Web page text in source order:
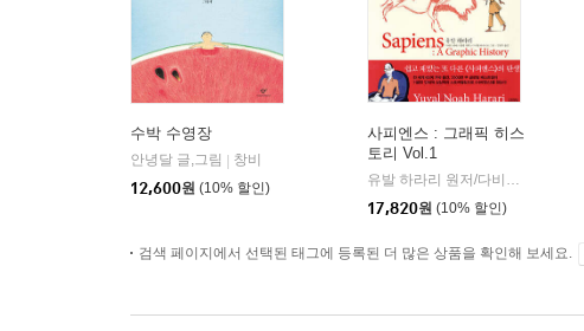
수박 수영장
안녕달 글,그림
창비
12,600원 (10% 할인)
사피엔스 : 그래픽 히스
토리 Vol.1
유발 하라리 원저/다비드 반데르묄렝 각색/다니엘 카사나브 그림/김명주 역
17,820원 (10% 할인)
검색 페이지에서 선택된 태그에 등록된 더 많은 상품을 확인해 보세요.